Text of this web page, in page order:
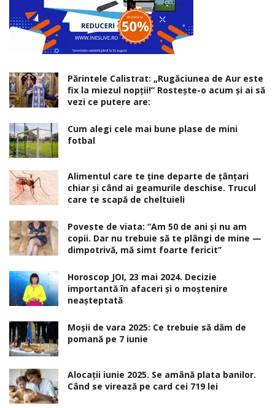
Părintele Calistrat: „Rugăciunea de Aur este
fix la miezul nopţii!” Rosteşte-o acum şi ai să
vezi ce putere are:
Cum alegi cele mai bune plase de mini
fotbal
Alimentul care te ține departe de țânțari
chiar și când ai geamurile deschise. Trucul
care te scapă de cheltuieli
Poveste de viata: “Am 50 de ani și nu am
copii. Dar nu trebuie să te plângi de mine —
dimpotrivă, mă simt foarte fericit”
Horoscop JOI, 23 mai 2024. Decizie
importantă în afaceri şi o moştenire
neaşteptată
Moșii de vara 2025: Ce trebuie să dăm de
pomană pe 7 iunie
Alocaţii iunie 2025. Se amână plata banilor.
Când se virează pe card cei 719 lei